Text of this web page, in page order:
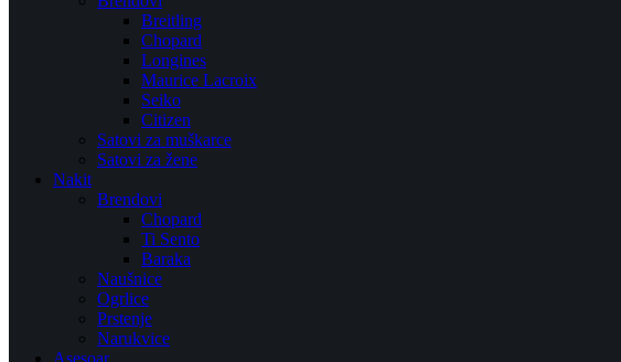
Breitling
Chopard
Longines
Maurice Lacroix
Seiko
Citizen
Satovi za muškarce
Satovi za žene
Nakit
Brendovi
Chopard
Ti Sento
Baraka
Naušnice
Ogrlice
Prstenje
Narukvice
Asesoar